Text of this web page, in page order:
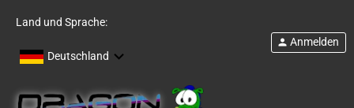
Land und Sprache:
Deutschland
person Anmelden